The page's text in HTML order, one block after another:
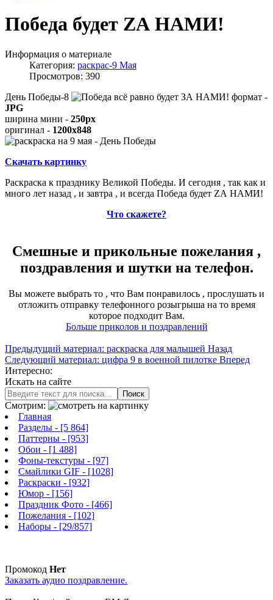
Победа будет ZА НАМИ!
Информация о материале
Категория: раскрас-9 Мая
Просмотров: 390
День Победы-8
формат -
JPG
ширина мини - 250px
оригинал - 1200x848
Скачать картинку
Раскраска к празднику Великой Победы. И сегодня , так как и
много лет назад , и завтра , и всегда Победа будет ZА НАМИ!
Что скажете?
Смешные и прикольные пожелания ,
поздравления и шутки на телефон.
Вы можете выбрать то , что Вам понравилось , прослушать и
отложить отправку телефонного розыгрыша на то время
которое подходит Вам.
Больше приколов и поздравлений
Предыдущий материал: раскраска для малышей Назад
Следующий материал: цифра 9 в военной пилотке Вперед
Интересно:
Искать на сайте
Поиск
Смотрим:
Главная
Разделы - [5 864]
Паттерны - [953]
Обои - [1 488]
Фоны-текстуры - [97]
Смайлики GIF - [1028]
Раскраски - [932]
Юмор - [156]
Праздник Фото - [466]
Пожелания - [102]
Наборы - [29/857]
Промокод Нет
Заказать аудио поздравление.